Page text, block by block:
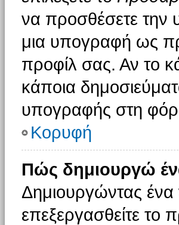
να προσθέσετε την
μια υπογραφή ως
προφίλ σας. Αν το
κάποια
υπογραφής στη
Κορυφή
Πώς δημιουργώ
Δημιουργώντας ένα
επεξεργασθείτε το